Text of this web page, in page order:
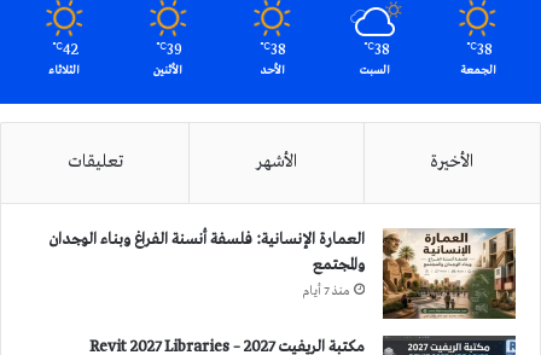
38
℃
الجمعة
38
℃
السبت
38
℃
الأحد
39
℃
الأثنين
42
℃
الثلاثاء
الأخيرة الأشهر تعليقات
العمارة الإنسانية: فلسفة أنسنة الفراغ وبناء الوجدان
والمجتمع
منذ 7 أيام
مكتبة الريفيت 2027 – Revit 2027 Libraries